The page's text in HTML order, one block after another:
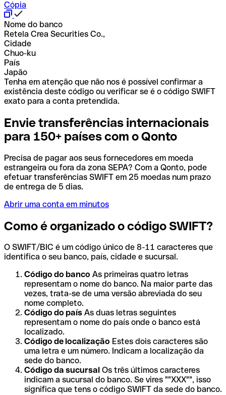
Cópia
Nome do banco
Retela Crea Securities Co.,
Cidade
Chuo-ku
País
Japão
Tenha em atenção que não nos é possível confirmar a
existência deste código ou verificar se é o código SWIFT
exato para a conta pretendida.
Envie transferências internacionais
para 150+ países com o Qonto
Precisa de pagar aos seus fornecedores em moeda
estrangeira ou fora da zona SEPA? Com a Qonto, pode
efetuar transferências SWIFT em 25 moedas num prazo
de entrega de 5 dias.
Abrir uma conta em minutos
Como é organizado o código SWIFT?
O SWIFT/BIC é um código único de 8-11 caracteres que
identifica o seu banco, país, cidade e sucursal.
Código do banco As primeiras quatro letras
representam o nome do banco. Na maior parte das
vezes, trata-se de uma versão abreviada do seu
nome completo.
Código do país As duas letras seguintes
representam o nome do país onde o banco está
localizado.
Código de localização Estes dois caracteres são
uma letra e um número. Indicam a localização da
sede do banco.
Código da sucursal Os três últimos caracteres
indicam a sucursal do banco. Se vires ""XXX"", isso
significa que tens o código SWIFT da sede do banco.